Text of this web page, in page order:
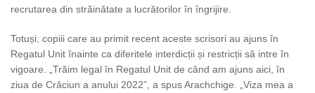
recrutarea din străinătate a lucrătorilor în îngrijire.
Totuși, copiii care au primit recent aceste scrisori au ajuns în
Regatul Unit înainte ca diferitele interdicții și restricții să intre în
vigoare. „Trăim legal în Regatul Unit de când am ajuns aici, în
ziua de Crăciun a anului 2022”, a spus Arachchige. „Viza mea a